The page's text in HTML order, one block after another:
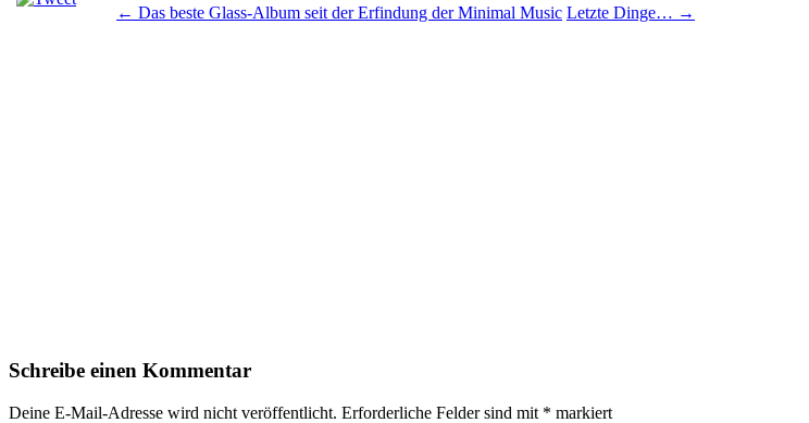
← Das beste Glass-Album seit der Erfindung der Minimal Music Letzte Dinge… →
Schreibe einen Kommentar
Deine E-Mail-Adresse wird nicht veröffentlicht. Erforderliche Felder sind mit * markiert